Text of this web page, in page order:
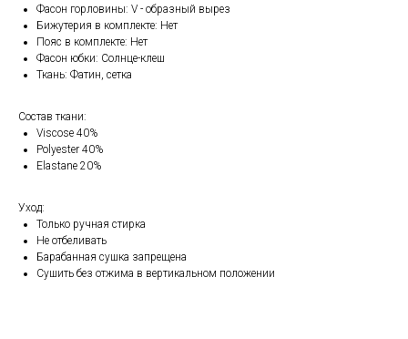
Фасон горловины: V - образный вырез
Бижутерия в комплекте: Нет
Пояс в комплекте: Нет
Фасон юбки: Солнце-клеш
Ткань: Фатин, сетка
Состав ткани:
Viscose 40%
Polyester 40%
Elastane 20%
Уход:
Только ручная стирка
Не отбеливать
Барабанная сушка запрещена
Сушить без отжима в вертикальном положении